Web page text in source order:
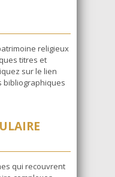
religieux
titres et
sur le lien
bibliographiques
qui recouvrent